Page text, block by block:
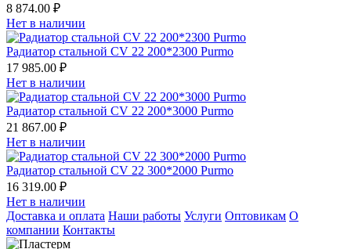
8 874.00 ₽
Нет в наличии
Радиатор стальной СV 22 200*2300 Purmo
17 985.00 ₽
Нет в наличии
Радиатор стальной СV 22 200*3000 Purmo
21 867.00 ₽
Нет в наличии
Радиатор стальной СV 22 300*2000 Purmo
16 319.00 ₽
Нет в наличии
Доставка и оплата Наши работы Услуги Оптовикам О
компании Контакты